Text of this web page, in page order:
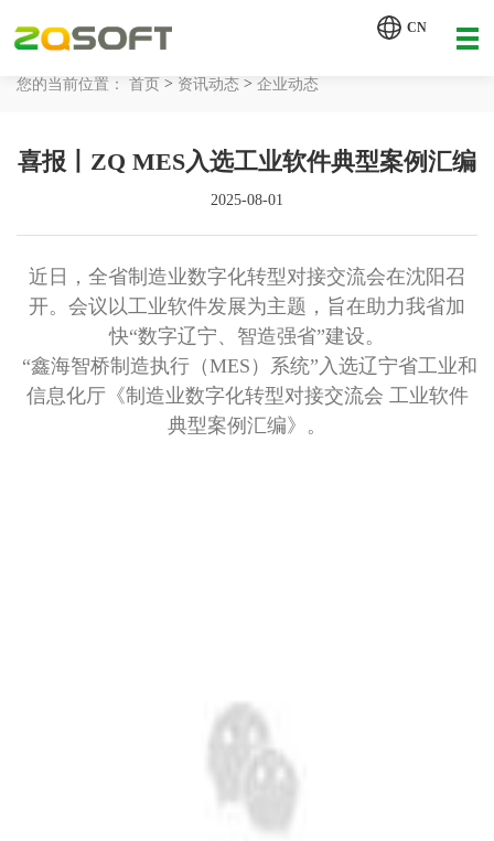
CN
工业AI
解决方案
资讯动态
您的当前位置： 首页 > 资讯动态 > 企业动态
喜报丨ZQ MES入选工业软件典型案例汇编
2025-08-01
近日，全省制造业数字化转型对接交流会在沈阳召
开。会议以工业软件发展为主题，旨在助力我省加
快“数字辽宁、智造强省”建设。
“鑫海智桥制造执行（MES）系统”入选辽宁省工业和
信息化厅《制造业数字化转型对接交流会 工业软件
典型案例汇编》。
【AI 智能体重塑企业运营管理.pdf】
详情致电 400-107-7178